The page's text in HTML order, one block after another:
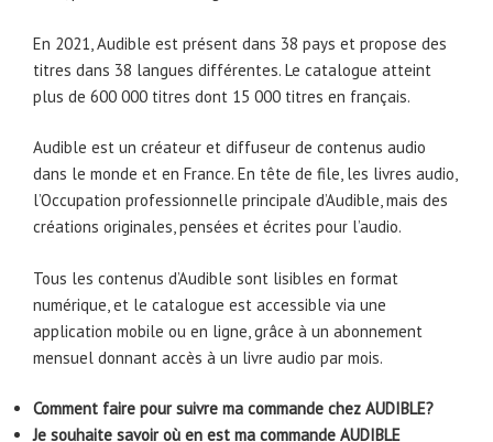
En 2021, Audible est présent dans 38 pays et propose des
titres dans 38 langues différentes. Le catalogue atteint
plus de 600 000 titres dont 15 000 titres en français.
Audible est un créateur et diffuseur de contenus audio
dans le monde et en France. En tête de file, les livres audio,
l’Occupation professionnelle principale d’Audible, mais des
créations originales, pensées et écrites pour l’audio.
Tous les contenus d’Audible sont lisibles en format
numérique, et le catalogue est accessible via une
application mobile ou en ligne, grâce à un abonnement
mensuel donnant accès à un livre audio par mois.
Comment faire pour suivre ma commande chez AUDIBLE?
Je souhaite savoir où en est ma commande AUDIBLE